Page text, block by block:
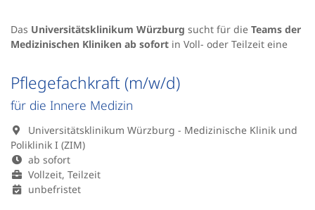
Pflegefachkraft (m/w/d)
für die Innere Medizin
Universitätsklinikum Würzburg - Medizinische Klinik und
Poliklinik I (ZIM)
ab sofort
Vollzeit, Teilzeit
unbefristet
Das Universitätsklinikum Würzburg sucht für die Teams der
Medizinischen Kliniken ab sofort in Voll- oder Teilzeit eine